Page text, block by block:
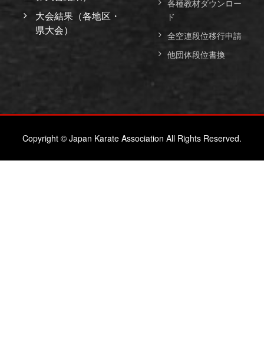
大会結果（各地区・
県大会）
各種教材ダウンロー
ド
全空連段位移行申請
他団体段位書換
Copyright © Japan Karate Association All Rights Reserved.